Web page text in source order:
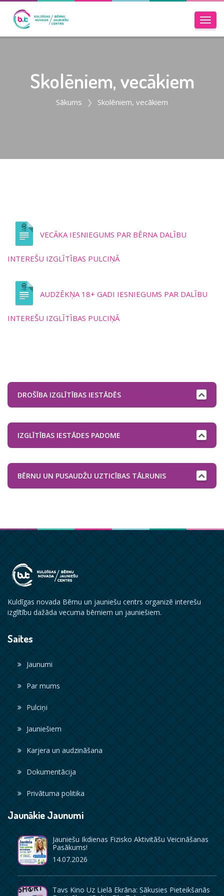
Skolēniem, vecākiem
Sākums Skolēniem, vecākiem
VECĀKA IESNIEGUMS PAR BĒRNA DALĪBU
INTEREŠU IZGLĪTĪBAS PULCIŅĀ
AUDZĒKŅA 18+ GADI IESNIEGUMS PAR DALĪBU
INTEREŠU IZGLĪTĪBAS PULCIŅĀ
DROŠĪBA IZGLĪTĪBAS IESTĀDĒS
IZGLĪTĪBAS IESTĀDES PADOME
BĒRNU UN PUSAUDŽU UZTICĪBAS TĀLRUNIS
Kuldīgas novada Bērnu un jauniešu centrs organizē interešu
izglītību dažāda vecuma bērniem un jauniešiem.
Saites
Jaunumi
Par mums
Pulciņi
Jauniešiem
Karjera un audzināšana
Dokumentācija
Privātuma politika
Jaunākie Jaunumi
Jauniešu Ikdienas Fizisko Aktivitāšu Veicināšanas
Pasākums!
14.07.2026
Tavs Kino Uz Lielā Ekrāna: Sākusies Pieteikšanās